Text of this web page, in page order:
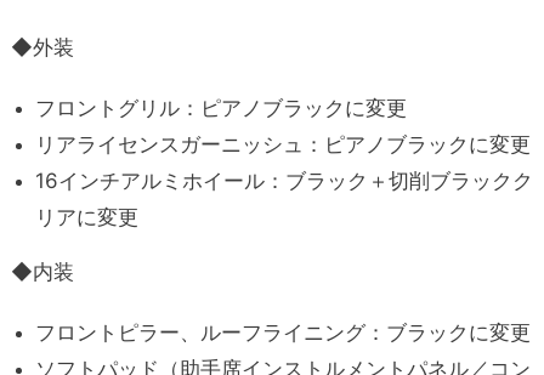
◆外装
フロントグリル：ピアノブラックに変更
リアライセンスガーニッシュ：ピアノブラックに変更
16インチアルミホイール：ブラック＋切削ブラックク
リアに変更
◆内装
フロントピラー、ルーフライニング：ブラックに変更
ソフトパッド（助手席インストルメントパネル／コン